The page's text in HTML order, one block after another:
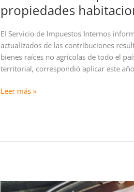
propiedades
El Servicio de Impuestos Internos
actualizados de las contribuciones
bienes raíces no agrícolas de todo el
territorial, correspondió aplicar este
Leer más »
Mercado